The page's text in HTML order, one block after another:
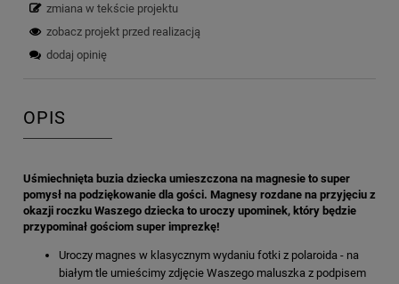
zmiana w tekście projektu
zobacz projekt przed realizacją
dodaj opinię
OPIS
Uśmiechnięta buzia dziecka umieszczona na magnesie to super
pomysł na podziękowanie dla gości. Magnesy rozdane na przyjęciu z
okazji roczku Waszego dziecka to uroczy upominek, który będzie
przypominał gościom super imprezkę!
Uroczy magnes w klasycznym wydaniu fotki z polaroida - na
białym tle umieścimy zdjęcie Waszego maluszka z podpisem